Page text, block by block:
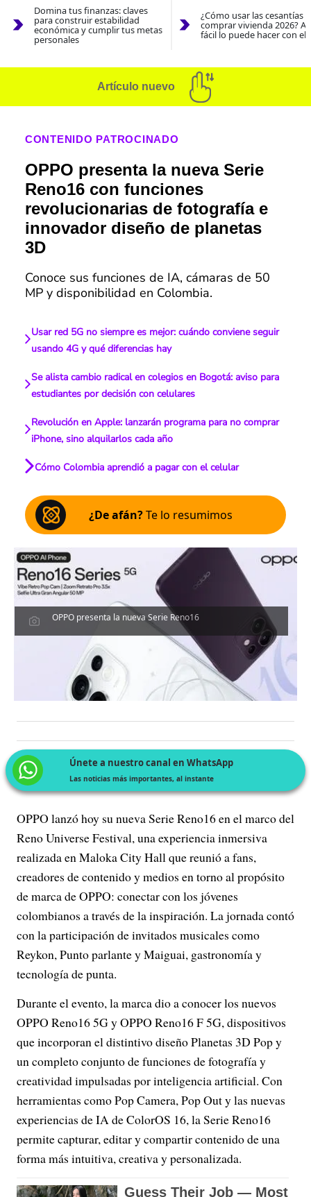
Domina tus finanzas: claves
para construir estabilidad
económica y cumplir tus metas
personales
¿Cómo usar las cesantías
comprar vivienda 2026?
fácil lo puede hacer con el
Artículo nuevo
CONTENIDO PATROCINADO
OPPO presenta la nueva Serie
Reno16 con funciones
revolucionarias de fotografía e
innovador diseño de planetas
3D
Conoce sus funciones de IA, cámaras de 50
MP y disponibilidad en Colombia.
Usar red 5G no siempre es mejor: cuándo conviene seguir
usando 4G y qué diferencias hay
Se alista cambio radical en colegios en Bogotá: aviso para
estudiantes por decisión con celulares
Revolución en Apple: lanzarán programa para no comprar
iPhone, sino alquilarlos cada año
Cómo Colombia aprendió a pagar con el celular
¿De afán?Te lo resumimos
OPPO presenta la nueva Serie Reno16
Únete a nuestro canal en WhatsApp
Las noticias más importantes, al instante
OPPO lanzó hoy su nueva Serie Reno16 en el marco del
Reno Universe Festival, una experiencia inmersiva
realizada en Maloka City Hall que reunió a fans,
creadores de contenido y medios en torno al propósito
de marca de OPPO: conectar con los jóvenes
colombianos a través de la inspiración. La jornada contó
con la participación de invitados musicales como
Reykon, Punto parlante y Maiguai, gastronomía y
tecnología de punta.
Durante el evento, la marca dio a conocer los nuevos
OPPO Reno16 5G y OPPO Reno16 F 5G, dispositivos
que incorporan el distintivo diseño Planetas 3D Pop y
un completo conjunto de funciones de fotografía y
creatividad impulsadas por inteligencia artificial. Con
herramientas como Pop Camera, Pop Out y las nuevas
experiencias de IA de ColorOS 16, la Serie Reno16
permite capturar, editar y compartir contenido de una
forma más intuitiva, creativa y personalizada.